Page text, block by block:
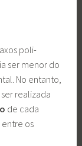
poli-
ser menor do
No entanto,
realizada
de cada
os